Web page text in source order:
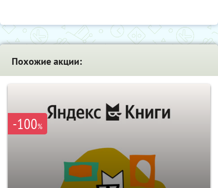
Похожие акции:
-100%